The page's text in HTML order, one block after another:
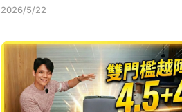
爽
2026/5/22